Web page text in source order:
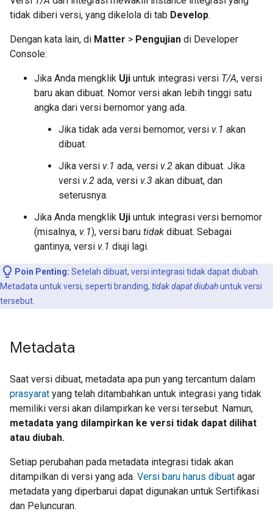
tidak diberi versi, yang dikelola di tab Develop.
Dengan kata lain, di Matter > Pengujian di Developer
Console:
Jika Anda mengklik Uji untuk integrasi versi T/A, versi
baru akan dibuat. Nomor versi akan lebih tinggi satu
angka dari versi bernomor yang ada.
Jika tidak ada versi bernomor, versi v.1 akan
dibuat.
Jika versi v.1 ada, versi v.2 akan dibuat. Jika
versi v.2 ada, versi v.3 akan dibuat, dan
seterusnya.
Jika Anda mengklik Uji untuk integrasi versi bernomor
(misalnya, v.1), versi baru tidak dibuat. Sebagai
gantinya, versi v.1 diuji lagi.
Poin Penting: Setelah dibuat, versi integrasi tidak dapat diubah.
Metadata untuk versi, seperti branding, tidak dapat diubahuntuk versi
tersebut.
Metadata
Saat versi dibuat, metadata apa pun yang tercantum dalam
prasyarat yang telah ditambahkan untuk integrasi yang tidak
memiliki versi akan dilampirkan ke versi tersebut. Namun,
metadata yang dilampirkan ke versi tidak dapat dilihat
atau diubah.
Setiap perubahan pada metadata integrasi tidak akan
ditampilkan di versi yang ada. Versi baru harus dibuat agar
metadata yang diperbarui dapat digunakan untuk Sertifikasi
dan Peluncuran.